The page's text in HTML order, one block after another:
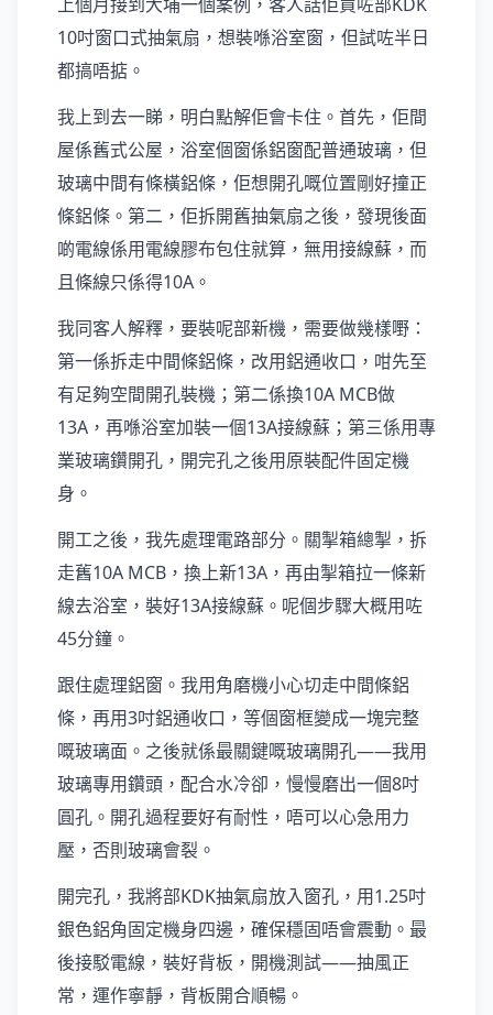
10吋窗口式抽氣扇，想裝喺浴室窗，但試咗半日
都搞唔掂。
我上到去一睇，明白點解佢會卡住。首先，佢間
屋係舊式公屋，浴室個窗係鋁窗配普通玻璃，但
玻璃中間有條橫鋁條，佢想開孔嘅位置剛好撞正
條鋁條。第二，佢拆開舊抽氣扇之後，發現後面
啲電線係用電線膠布包住就算，無用接線蘇，而
且條線只係得10A。
我同客人解釋，要裝呢部新機，需要做幾樣嘢：
第一係拆走中間條鋁條，改用鋁通收口，咁先至
有足夠空間開孔裝機；第二係換10A MCB做
13A，再喺浴室加裝一個13A接線蘇；第三係用專
業玻璃鑽開孔，開完孔之後用原裝配件固定機
身。
開工之後，我先處理電路部分。關掣箱總掣，拆
走舊10A MCB，換上新13A，再由掣箱拉一條新
線去浴室，裝好13A接線蘇。呢個步驟大概用咗
45分鐘。
跟住處理鋁窗。我用角磨機小心切走中間條鋁
條，再用3吋鋁通收口，等個窗框變成一塊完整
嘅玻璃面。之後就係最關鍵嘅玻璃開孔——我用
玻璃專用鑽頭，配合水冷卻，慢慢磨出一個8吋
圓孔。開孔過程要好有耐性，唔可以心急用力
壓，否則玻璃會裂。
開完孔，我將部KDK抽氣扇放入窗孔，用1.25吋
銀色鋁角固定機身四邊，確保穩固唔會震動。最
後接駁電線，裝好背板，開機測試——抽風正
常，運作寧靜，背板開合順暢。